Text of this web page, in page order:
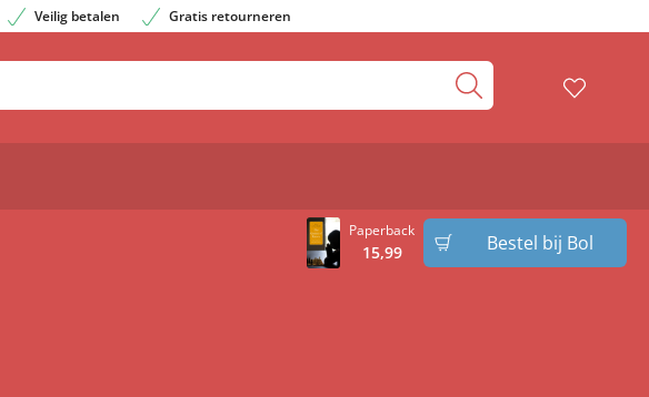
Veilig betalen Gratis retourneren
Paperback
15,99 Bestel bij Bol